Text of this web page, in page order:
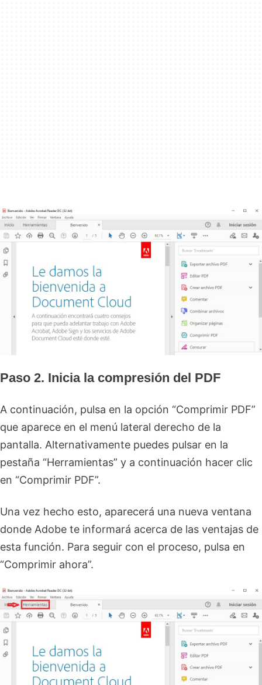
Paso 2. Inicia la compresión del PDF
A continuación, pulsa en la opción “Comprimir PDF”
que aparece en el menú lateral derecho de la
pantalla. Alternativamente puedes pulsar en la
pestaña “Herramientas” y a continuación hacer clic
en “Comprimir PDF”.
Una vez hecho esto, aparecerá una nueva ventana
donde Adobe te informará acerca de las ventajas de
esta función. Para seguir con el proceso, pulsa en
“Comprimir ahora”.